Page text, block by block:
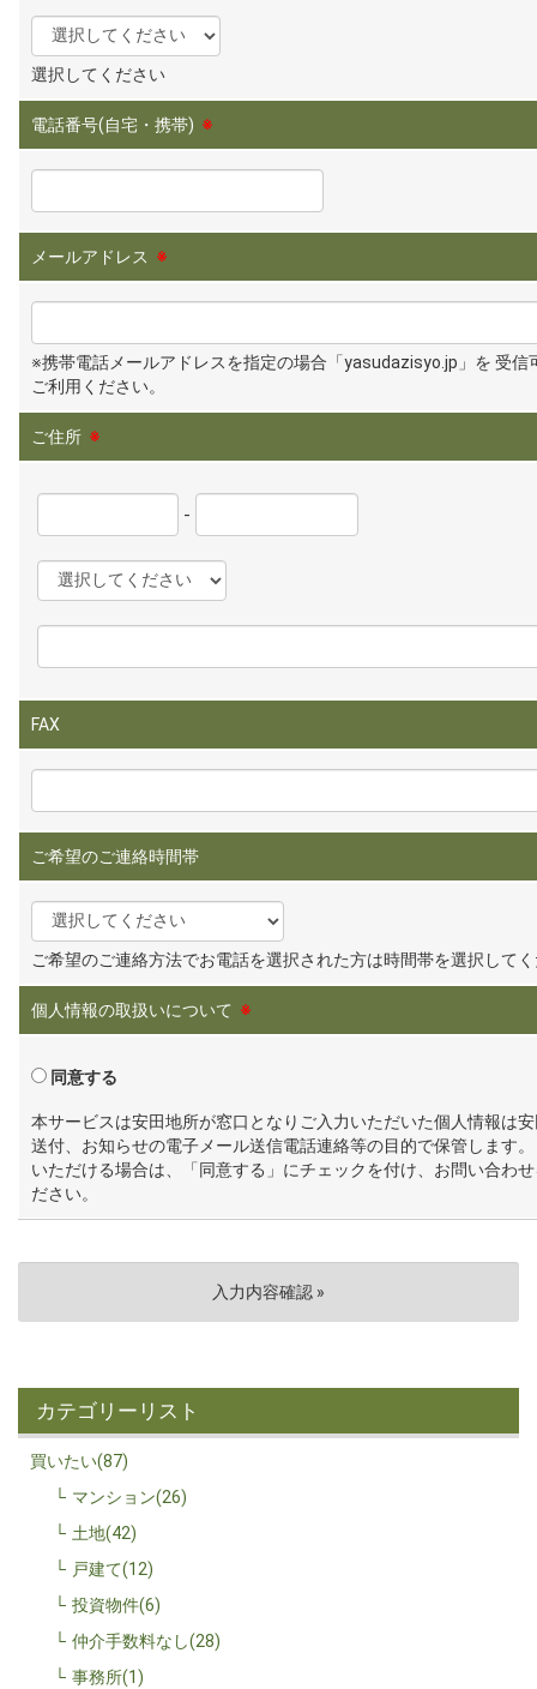
選択してください
電話番号(自宅・携帯) ※
メールアドレス ※
※携帯電話メールアドレスを指定の場合「yasudazisyo.jp」を 受信
ご利用ください。
ご住所 ※
-
FAX
ご希望のご連絡時間帯
ご希望のご連絡方法でお電話を選択された方は時間帯を選択して
個人情報の取扱いについて ※
同意する
本サービスは安田地所が窓口となりご入力いただいた個人情報は
送付、お知らせの電子メール送信電話連絡等の目的で保管します
いただける場合は、「同意する」にチェックを付け、お問い合わ
ださい。
カテゴリーリスト
買いたい(87)
マンション(26)
土地(42)
戸建て(12)
投資物件(6)
仲介手数料なし(28)
事務所(1)